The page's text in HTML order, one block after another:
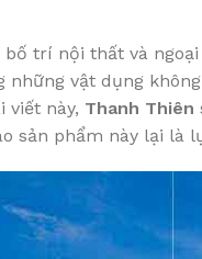
bố trí nội thất và
những vật dụng
viết này, Thanh Thiên
sản phẩm này lại là